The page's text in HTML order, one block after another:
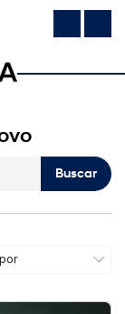
Buscar